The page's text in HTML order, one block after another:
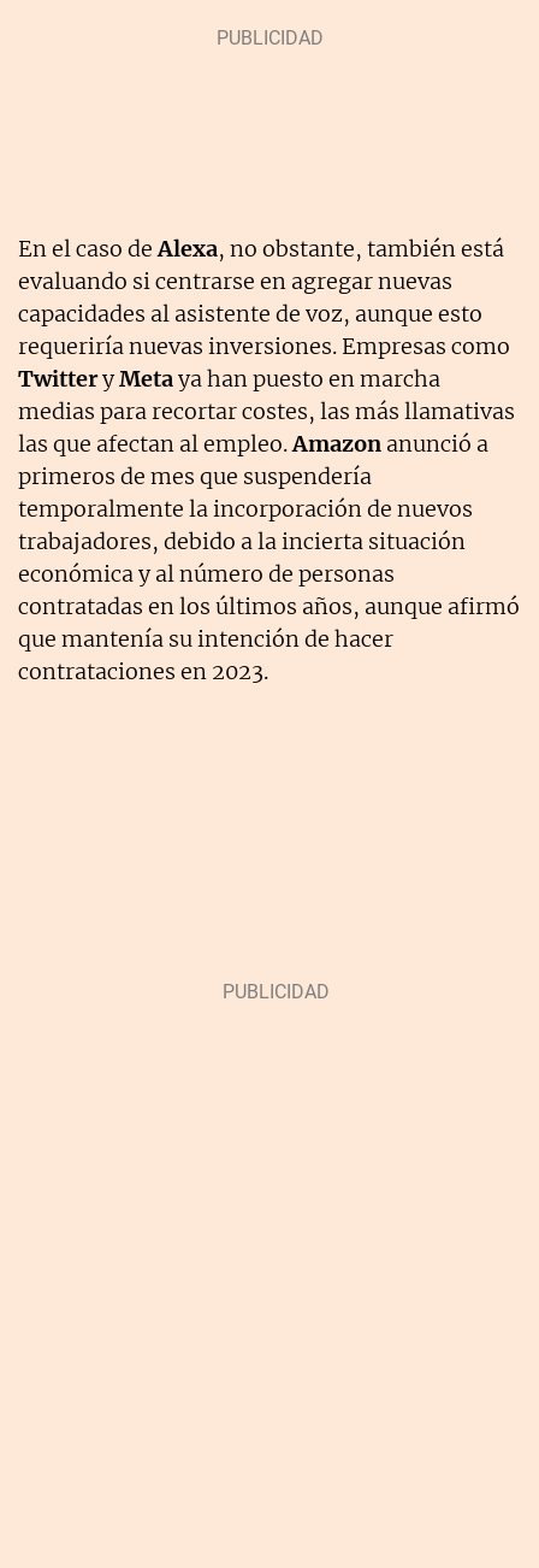
En el caso deAlexa, no obstante, también está
evaluando si centrarse en agregar nuevas
capacidades al asistente de voz, aunque esto
requeriría nuevas inversiones. Empresas como
TwitteryMetaya han puesto en marcha
medias para recortar costes, las más llamativas
las que afectan al empleo.Amazon anunció a
primeros de mes que suspendería
temporalmente la incorporación de nuevos
trabajadores, debido a la incierta situación
económica y al número de personas
contratadas en los últimos años, aunque afirmó
que mantenía su intención de hacer
contrataciones en 2023.